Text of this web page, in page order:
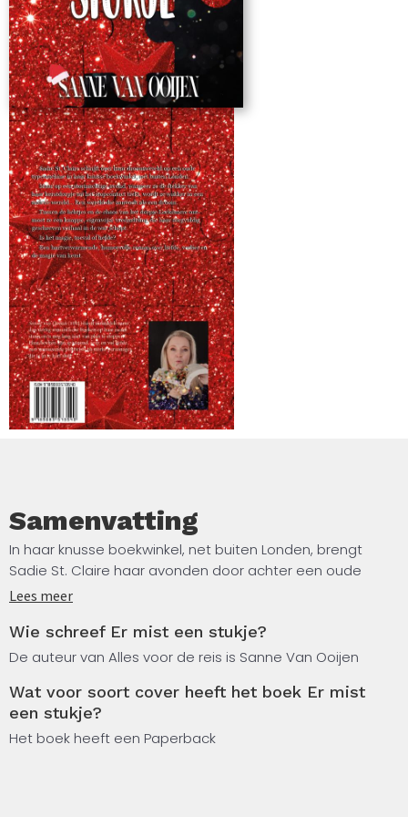
Romantiek / Magisch realisme Tropes: Small Town Romance ·
Found Family · Alternate Universe · Grumpy x Sunshine ·
Soulmates · Second Chance at Love · Christmas Magic · Writer
Falls into Own Story
Samenvatting
In haar knusse boekwinkel, net buiten Londen, brengt
Sadie St. Claire haar avonden door achter een oude
typemachine die ze op zolder heeft gevonden. Omringd
gezelligheid schept ze de wereld waar ze zelf naar
verlangt, vol warmte, vriendschap, liefde en een flinke
Tot er iets onwerkelijks gebeurt. Op een stormachtige
avond, wanneer de lichten in haar winkel beginnen te
Lees meer
Wie schreef Er mist een stukje?
De auteur van Alles voor de reis is Sanne Van Ooijen
Wat voor soort cover heeft het boek Er mist
een stukje?
Het boek heeft een Paperback